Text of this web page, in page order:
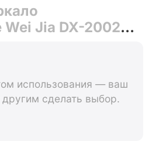
Jia DX-2002
использования — ваш
сделать выбор.